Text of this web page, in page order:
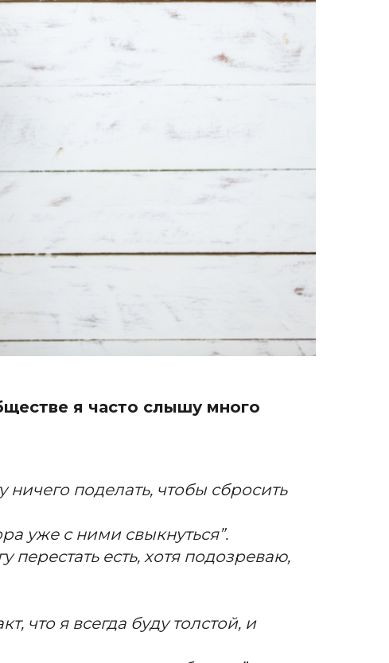
я часто слышу много
поделать, чтобы сбросить
уже с ними свыкнуться”.
есть, хотя подозреваю,
что я всегда буду толстой, и